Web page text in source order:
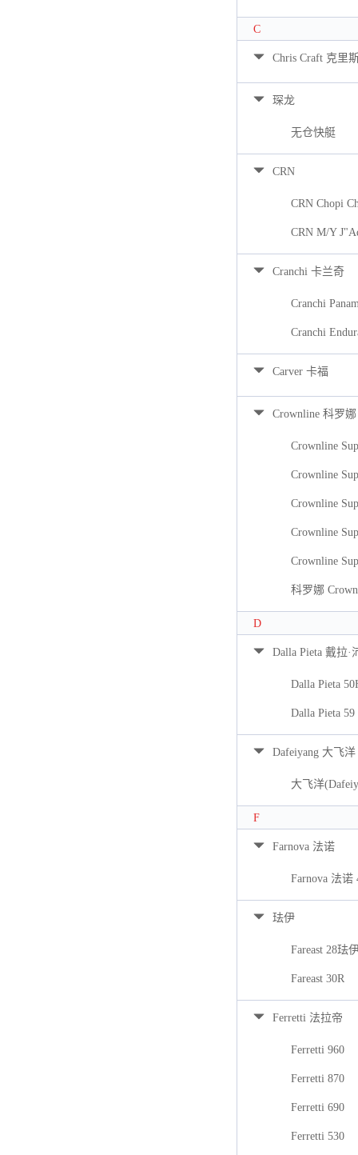
C
Chris Craft 克里
琛龙
无仓快艇
CRN
CRN Chopi
CRN M/Y
Cranchi 卡兰奇
Cranchi
Cranchi
Carver 卡福
Crownline 科罗娜
Crownline
Crownline
Crownline
Crownline
Crownline
科罗娜
D
Dalla Pieta 戴拉·
Dalla Pieta
Dalla Pieta 59
Dafeiyang 大飞洋
大飞洋
F
Farnova 法诺
Farnova 法诺
珐伊
Fareast 28珐
Fareast 30R
Ferretti 法拉帝
Ferretti 960
Ferretti 870
Ferretti 690
Ferretti 530